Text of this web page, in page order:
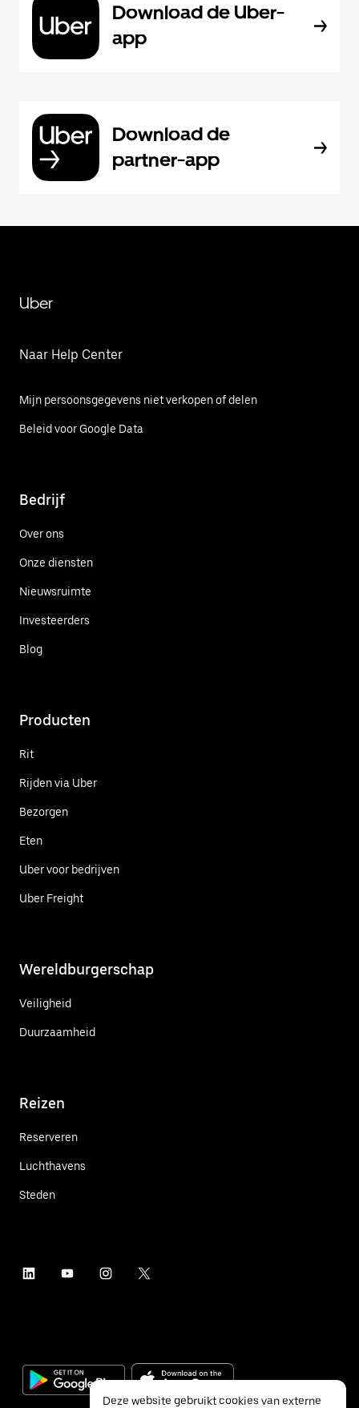
Download de Uber-
app
Download de
partner-app
Uber
Naar Help Center
Mijn persoonsgegevens niet verkopen of delen
Beleid voor Google Data
Bedrijf
Over ons
Onze diensten
Nieuwsruimte
Investeerders
Blog
Producten
Rit
Rijden via Uber
Bezorgen
Eten
Uber voor bedrijven
Uber Freight
Wereldburgerschap
Veiligheid
Duurzaamheid
Reizen
Reserveren
Luchthavens
Steden
Deze website gebruikt cookies van externe